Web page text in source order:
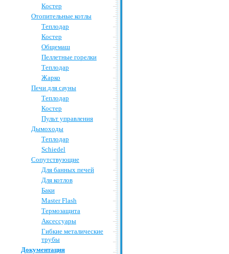
Костер
Отопительные котлы
Теплодар
Костер
Общемаш
Пеллетные горелки
Теплодар
Жарко
Печи для сауны
Теплодар
Костер
Пульт управления
Дымоходы
Теплодар
Schiedel
Сопутствующие
Для банных печей
Для котлов
Баки
Master Flash
Термозащита
Аксессуары
Гибкие металические
трубы
Документация